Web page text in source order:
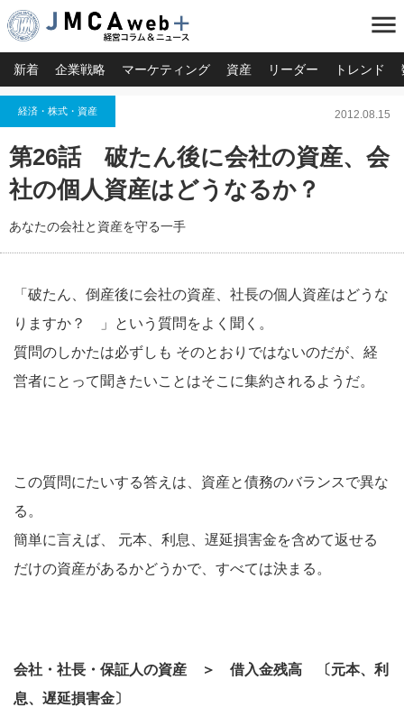
menu
新着 企業戦略 マーケティング 資産 リーダー トレンド
経済・株式・資産 2012.08.15
第26話 破たん後に会社の資産、会
社の個人資産はどうなるか？
あなたの会社と資産を守る一手
「破たん、倒産後に会社の資産、社長の個人資産はどうな
りますか？ 」という質問をよく聞く。
質問のしかたは必ずしも そのとおりではないのだが、経
営者にとって聞きたいことはそこに集約されるようだ。
この質問にたいする答えは、資産と債務のバランスで異な
る。
簡単に言えば、 元本、利息、遅延損害金を含めて返せる
だけの資産があるかどうかで、すべては決まる。
会社・社長・保証人の資産 ＞ 借入金残高 〔元本、利
息、遅延損害金〕